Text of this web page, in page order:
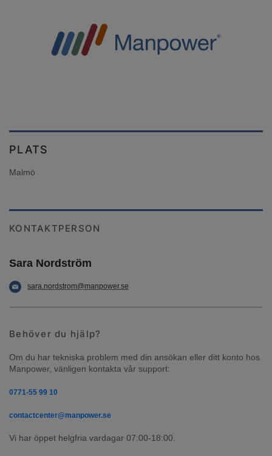
PLATS
Malmö
KONTAKTPERSON
Sara Nordström
sara.nordstrom@manpower.se
Behöver du hjälp?
Om du har tekniska problem med din ansökan eller ditt konto hos
Manpower, vänligen kontakta vår support:
0771-55 99 10
contactcenter@manpower.se
Vi har öppet helgfria vardagar 07:00-18:00.